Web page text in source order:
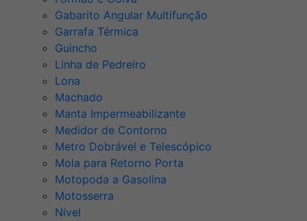
Gabarito Angular Multifunção
Garrafa Térmica
Guincho
Linha de Pedreiro
Lona
Machado
Manta Impermeabilizante
Medidor de Contorno
Metro Dobrável e Telescópico
Mola para Retorno Porta
Motopoda a Gasolina
Motosserra
Nível